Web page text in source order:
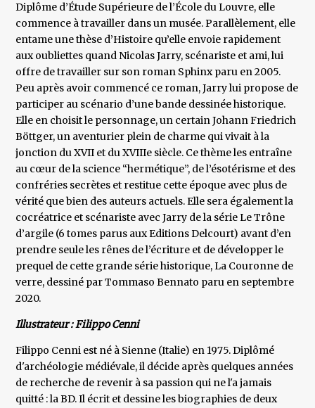
Diplôme d’Étude Supérieure de l’École du Louvre, elle
commence à travailler dans un musée. Parallèlement, elle
entame une thèse d’Histoire qu’elle envoie rapidement
aux oubliettes quand Nicolas Jarry, scénariste et ami, lui
offre de travailler sur son roman Sphinx paru en 2005.
Peu après avoir commencé ce roman, Jarry lui propose de
participer au scénario d’une bande dessinée historique.
Elle en choisit le personnage, un certain Johann Friedrich
Böttger, un aventurier plein de charme qui vivait à la
jonction du XVII et du XVIIIe siècle. Ce thème les entraîne
au cœur de la science “hermétique”, de l’ésotérisme et des
confréries secrètes et restitue cette époque avec plus de
vérité que bien des auteurs actuels. Elle sera également la
cocréatrice et scénariste avec Jarry de la série Le Trône
d’argile (6 tomes parus aux Editions Delcourt) avant d’en
prendre seule les rênes de l’écriture et de développer le
prequel de cette grande série historique, La Couronne de
verre, dessiné par Tommaso Bennato paru en septembre
2020.
Illustrateur : Filippo Cenni
Filippo Cenni est né à Sienne (Italie) en 1975. Diplômé
d'archéologie médiévale, il décide après quelques années
de recherche de revenir à sa passion qui ne l'a jamais
quitté : la BD. Il écrit et dessine les biographies de deux